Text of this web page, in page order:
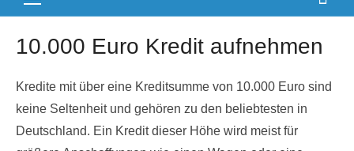
10.000 Euro Kredit aufnehmen
Kredite mit über eine Kreditsumme von 10.000 Euro sind
keine Seltenheit und gehören zu den beliebtesten in
Deutschland. Ein Kredit dieser Höhe wird meist für